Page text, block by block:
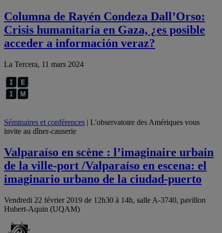
Columna de Rayén Condeza Dall’Orso:
Crisis humanitaria en Gaza, ¿es posible
acceder a información veraz?
La Tercera, 11 mars 2024
Séminaires et conférences | L'observatoire des Amériques vous
invite au dîner-causerie
Valparaíso en scène : l’imaginaire urbain
de la ville-port /Valparaíso en escena: el
imaginario urbano de la ciudad-puerto
Vendredi 22 février 2019 de 12h30 à 14h, salle A-3740, pavillon
Hubert-Aquin (UQAM)